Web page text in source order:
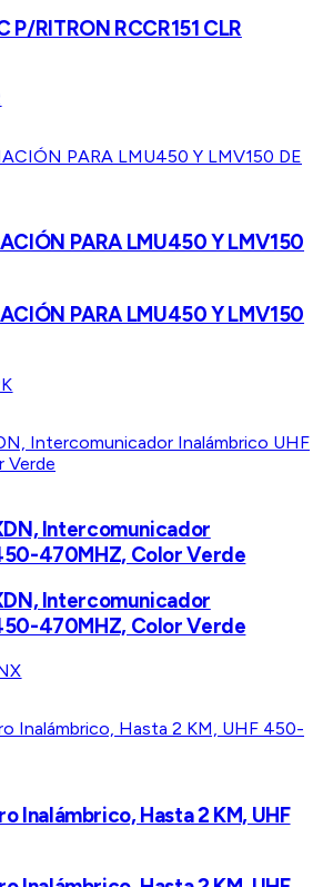
P/RITRON RCCR151 CLR
PARA LMU450 Y LMV150
PARA LMU450 Y LMV150
Intercomunicador
470MHZ, Color Verde
Intercomunicador
470MHZ, Color Verde
Inalámbrico, Hasta 2 KM, UHF